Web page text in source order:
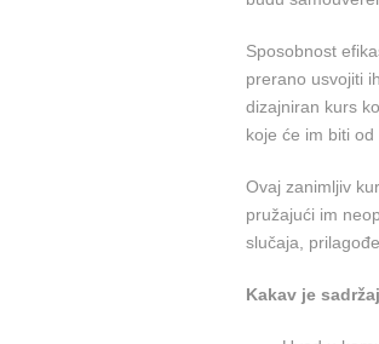
Sposobnost
prerano usvojiti
dizajniran kurs
koje će im biti od
Ovaj zanimljiv
pružajući im
slučaja,
Kakav je